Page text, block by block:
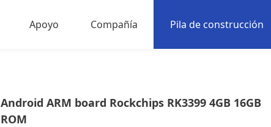
Apoyo
Documentación y descarga
Compañía
Noticias y reseñas
Pila de construcción
Android ARM board Rockchips RK3399 4GB 16GB
ROM